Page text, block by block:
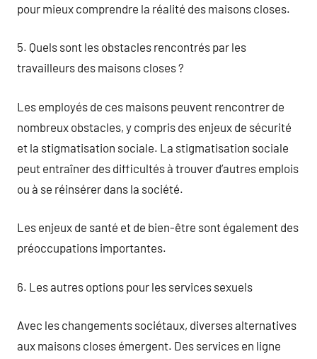
pour mieux comprendre la réalité des maisons closes.
5. Quels sont les obstacles rencontrés par les
travailleurs des maisons closes ?
Les employés de ces maisons peuvent rencontrer de
nombreux obstacles, y compris des enjeux de sécurité
et la stigmatisation sociale. La stigmatisation sociale
peut entraîner des difficultés à trouver d’autres emplois
ou à se réinsérer dans la société.
Les enjeux de santé et de bien-être sont également des
préoccupations importantes.
6. Les autres options pour les services sexuels
Avec les changements sociétaux, diverses alternatives
aux maisons closes émergent. Des services en ligne